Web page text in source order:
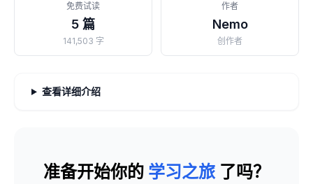
免费试读
5 篇
141,503 字
作者
Nemo
创作者
查看详细介绍
准备开始你的 学习之旅 了吗？